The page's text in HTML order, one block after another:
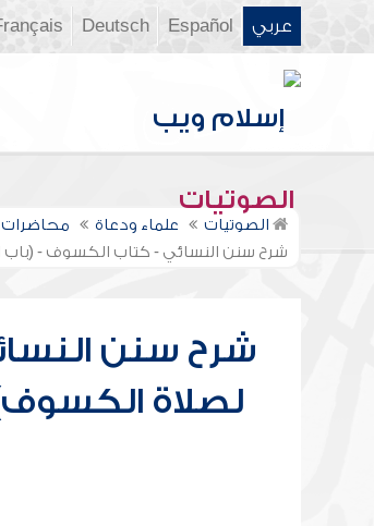
عربي Español
Deutsch
الصوتيات
الصوتيات علماء ودعاة
شرح سنن النسائي - كتاب الكسوف - (باب
شرح سنن
لصلاة